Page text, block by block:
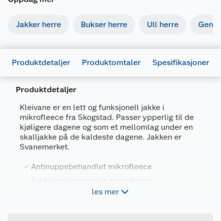
Jakker herre Bukser herre Ull herre
Produktdetaljer Produktomtaler Spesifikasjoner
Produktdetaljer
Kleivane er en lett og funksjonell jakke i
mikrofleece fra Skogstad. Passer ypperlig til de
kjøligere dagene og som et mellomlag under en
skalljakke på de kaldeste dagene. Jakken er
Svanemerket.
Antinuppebehandlet mikrofleece
Fukttransporterende egenskaper
Høy krage med hakebeskytter,
les mer
Artikkelnummer
7022324977670
Leverandørens artikkelnummer
254007-244S
Størrelse
Farge